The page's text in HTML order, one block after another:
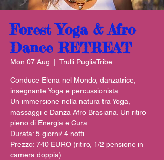
Forest Yoga & Afro
Dance RETREAT
Mon 07 Aug Trulli PugliaTribe
Conduce Elena nel Mondo, danzatrice,
insegnante Yoga e percussionista
Un immersione nella natura tra Yoga,
massaggi e Danza Afro Brasiana. Un ritiro
pieno di Energia e Cura
Durata: 5 giorni/ 4 notti
Prezzo: 740 EURO (ritiro, 1/2 pensione in
camera doppia)